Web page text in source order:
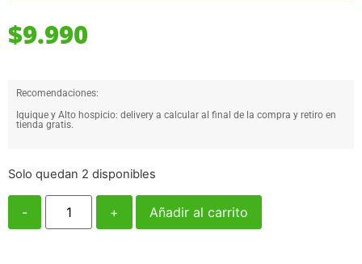
$9.990
Recomendaciones:
Iquique y Alto hospicio: delivery a calcular al final de la compra y retiro en
tienda gratis.
Solo quedan 2 disponibles
- + Añadir al carrito